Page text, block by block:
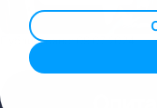
Публикувано: 09.07.2024